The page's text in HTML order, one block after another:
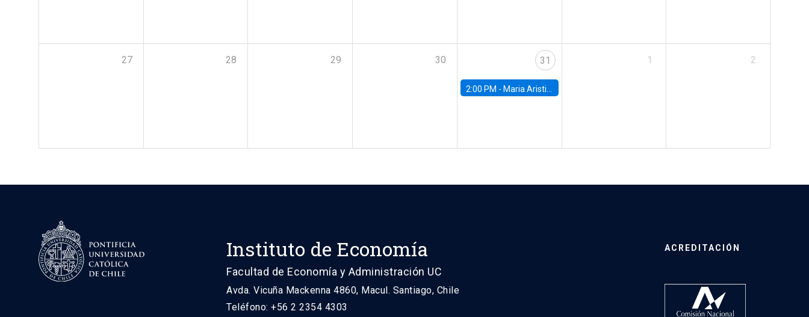
27 28 29 30 31
2:00 PM - Maria Aristizabal-Ramirez, FED Board
1 2
Instituto de Economía
Facultad de Economía y Administración UC
Avda. Vicuña Mackenna 4860, Macul. Santiago, Chile
Teléfono: +56 2 2354 4303
ACREDITACIÓN